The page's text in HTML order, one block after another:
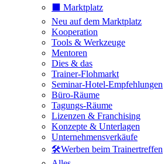
⬛️ Marktplatz
Neu auf dem Marktplatz
Kooperation
Tools & Werkzeuge
Mentoren
Dies & das
Trainer-Flohmarkt
Seminar-Hotel-Empfehlungen
Büro-Räume
Tagungs-Räume
Lizenzen & Franchising
Konzepte & Unterlagen
Unternehmensverkäufe
🛠️Werben beim Trainertreffen